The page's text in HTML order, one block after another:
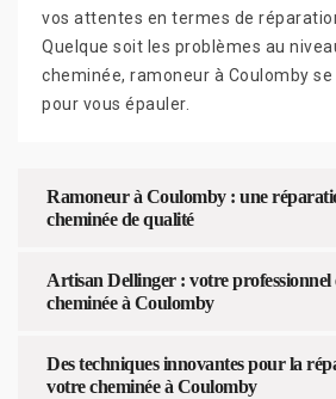
vos attentes en termes de
Quelque soit les problèmes au
cheminée, ramoneur à Coulomby
pour vous épauler.
Ramoneur à Coulomby : une
cheminée de qualité
Artisan Dellinger : votre
cheminée à Coulomby
Des techniques innovantes pour la
votre cheminée à Coulomby